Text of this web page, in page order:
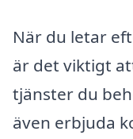
När du letar
är det viktigt
tjänster du
även erbjuda